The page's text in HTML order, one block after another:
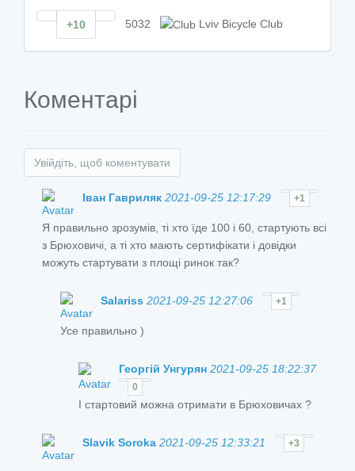
+10 5032 Lviv Bicycle Club
Коментарі
Увійдіть, щоб коментувати
Іван Гавриляк 2021-09-25 12:17:29 +1
Я правильно зрозумів, ті хто їде 100 і 60, стартують всі
з Брюховичі, а ті хто мають сертифікати і довідки
можуть стартувати з площі ринок так?
Salariss 2021-09-25 12:27:06 +1
Усе правильно )
Георгій Унгурян 2021-09-25 18:22:37
0
І стартовий можна отримати в Брюховичах ?
Slavik Soroka 2021-09-25 12:33:21 +3